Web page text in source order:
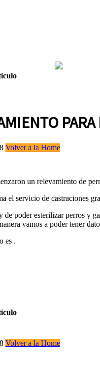
Volver a la Home
un relevamiento de
el servicio de castraciones
de poder esterilizar perros y
vamos a poder tener
es .
Volver a la Home